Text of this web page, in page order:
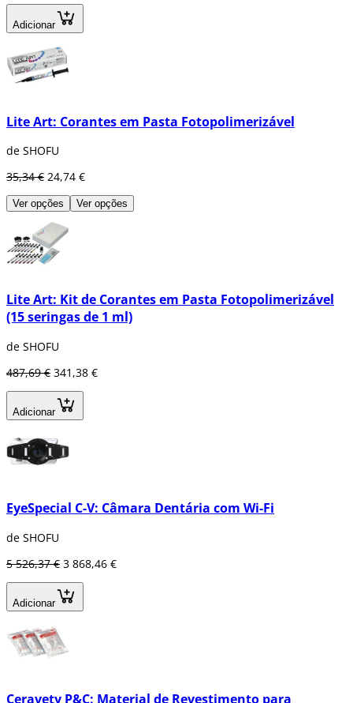
Adicionar
Lite Art: Corantes em Pasta Fotopolimerizável
de SHOFU
35,34 € 24,74 €
Ver opções Ver opções
Lite Art: Kit de Corantes em Pasta Fotopolimerizável
(15 seringas de 1 ml)
de SHOFU
487,69 € 341,38 €
Adicionar
EyeSpecial C-V: Câmara Dentária com Wi-Fi
de SHOFU
5 526,37 € 3 868,46 €
Adicionar
Ceravety P&C: Material de Revestimento para